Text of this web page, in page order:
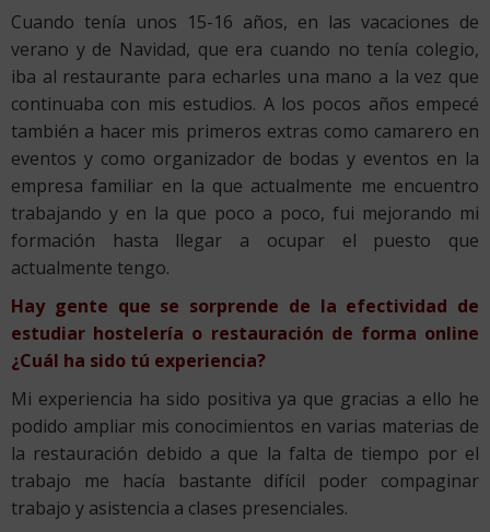
Cuando tenía unos 15-16 años, en las vacaciones de
verano y de Navidad, que era cuando no tenía colegio,
iba al restaurante para echarles una mano a la vez que
continuaba con mis estudios. A los pocos años empecé
también a hacer mis primeros extras como camarero en
eventos y como organizador de bodas y eventos en la
empresa familiar en la que actualmente me encuentro
trabajando y en la que poco a poco, fui mejorando mi
formación hasta llegar a ocupar el puesto que
actualmente tengo.
Hay gente que se sorprende de la efectividad de
estudiar hostelería o restauración de forma online
¿Cuál ha sido tú experiencia?
Mi experiencia ha sido positiva ya que gracias a ello he
podido ampliar mis conocimientos en varias materias de
la restauración debido a que la falta de tiempo por el
trabajo me hacía bastante difícil poder compaginar
trabajo y asistencia a clases presenciales.